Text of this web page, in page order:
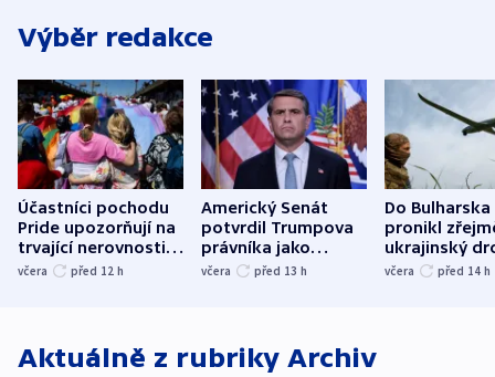
Výběr redakce
Účastníci pochodu
Pride upozorňují na
trvající nerovnosti i
společenskou
včera před 12 h
Americký Senát
potvrdil Trumpova
právníka jako
ministra
včera před 13 h
Do Bulharska
pronikl
ukrajinský
explodoval
včera před 14 h
Aktuálně z rubriky Archiv